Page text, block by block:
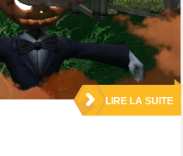
LIRE LA SUITE